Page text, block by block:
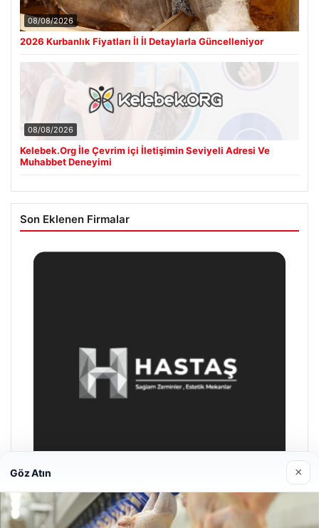
08/08/2026
2026 Kurbanlık Fiyatları İl İl Detaylarla Güncelleniyor
08/08/2026
Kelebek.Org İle Çevrim içi İletişimin Seviyeli Adresi Ve
Muhabbet Deneyimi
Son Eklenen Firmalar
Göz Atın ×